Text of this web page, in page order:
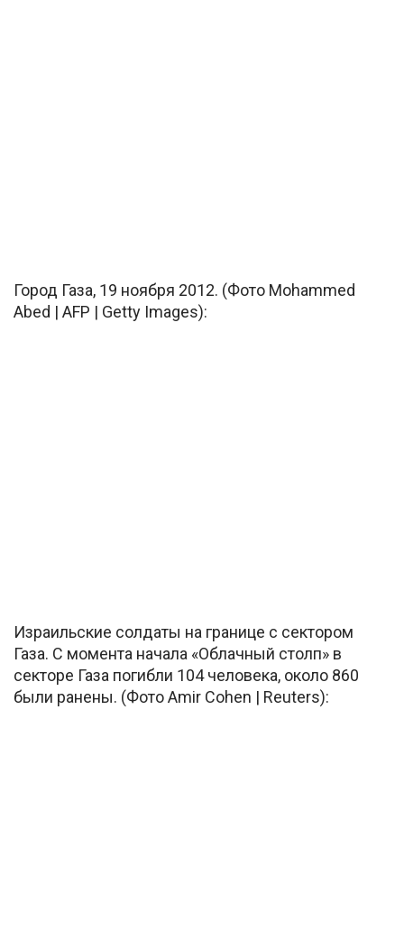
Город Газа, 19 ноября 2012. (Фото Mohammed
Abed | AFP | Getty Images):
Израильские солдаты на границе с сектором
Газа. С момента начала «Облачный столп» в
секторе Газа погибли 104 человека, около 860
были ранены. (Фото Amir Cohen | Reuters):